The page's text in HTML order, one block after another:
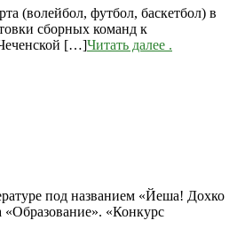
(волейбол, футбол, баскетбол) в
сборных команд к
[…]Читать далее .
под названием «Йеша! Дохко
«Образование». «Конкурс